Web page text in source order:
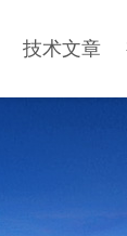
技术文章